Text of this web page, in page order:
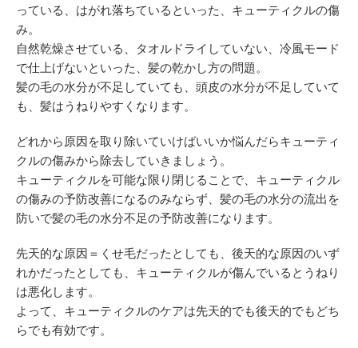
っている、はがれ落ちているといった、キューティクルの傷
み。
自然乾燥させている、タオルドライしていない、冷風モード
で仕上げないといった、髪の乾かし方の問題。
髪の毛の水分が不足していても、頭皮の水分が不足していて
も、髪はうねりやすくなります。
どれから原因を取り除いていけばいいか悩んだらキューティ
クルの傷みから除去していきましょう。
キューティクルを可能な限り閉じることで、キューティクル
の傷みの予防改善になるのみならず、髪の毛の水分の流出を
防いで髪の毛の水分不足の予防改善になります。
先天的な原因＝くせ毛だったとしても、後天的な原因のいず
れかだったとしても、キューティクルが傷んでいるとうねり
は悪化します。
よって、キューティクルのケアは先天的でも後天的でもどち
らでも有効です。